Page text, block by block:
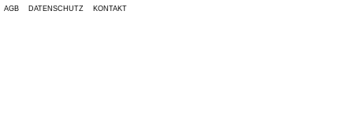
AGB DATENSCHUTZ KONTAKT